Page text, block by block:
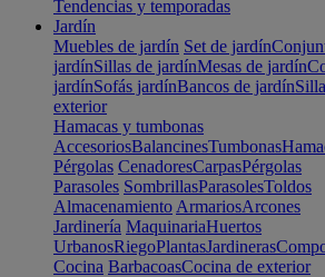
Tendencias y temporadas
Jardín
Muebles de jardín Set de jardín
jardínSillas de jardínMesas de jardín
jardínSofás jardínBancos de jardín
exterior
Hamacas y tumbonas
AccesoriosBalancinesTumbonas
Pérgolas CenadoresCarpasPérgolas
Parasoles SombrillasParasolesToldos
Almacenamiento ArmariosArcones
Jardinería MaquinariaHuertos
UrbanosRiegoPlantasJardineras
Cocina BarbacoasCocina de exterior